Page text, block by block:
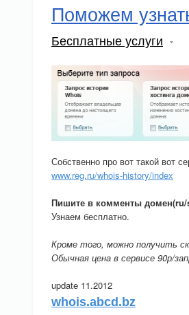
Поможем
Бесплатные услуги
Собственно про вот такой вот
www.reg.ru/whois-history/index
Пишите в комменты домен(ru/
Узнаем бесплатно.
Кроме того, можно получить
Обычная цена в сервисе 90р/
update 11.2012
whois.abcd.bz